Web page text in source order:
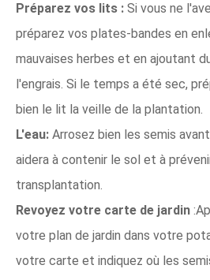
Préparez vos lits : Si vous ne
préparez vos plates-bandes en
mauvaises herbes et en ajoutant
l'engrais. Si le temps a été sec,
bien le lit la veille de la plantation.
L'eau: Arrosez bien les semis
aidera à contenir le sol et à
transplantation.
Revoyez votre carte de jardin
votre plan de jardin dans votre
votre carte et indiquez où les